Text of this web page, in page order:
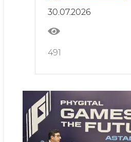
30.07.2026
491